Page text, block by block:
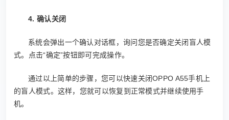
4. 确认关闭
系统会弹出一个确认对话框，询问您是否确定关闭盲人模
式。点击“确定”按钮即可完成操作。
通过以上简单的步骤，您可以快速关闭OPPO A55手机上
的盲人模式。这样，您就可以恢复到正常模式并继续使用手
机。